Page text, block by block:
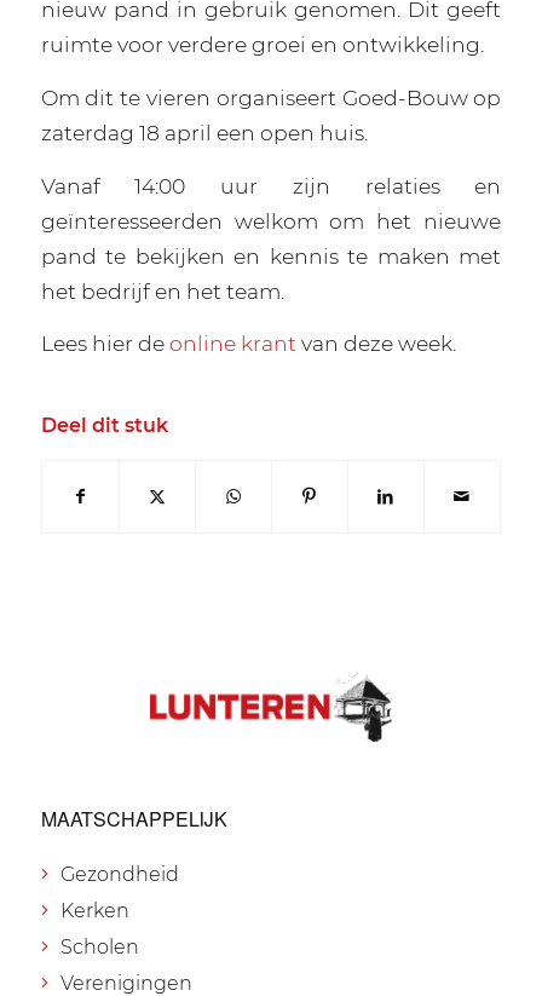
nieuw pand in gebruik genomen. Dit geeft
ruimte voor verdere groei en ontwikkeling.
Om dit te vieren organiseert Goed-Bouw op
zaterdag 18 april een open huis.
Vanaf 14:00 uur zijn relaties en
geïnteresseerden welkom om het nieuwe
pand te bekijken en kennis te maken met
het bedrijf en het team.
Lees hier deonline krant van deze week.
Deel dit stuk
MAATSCHAPPELIJK
Gezondheid
Kerken
Scholen
Verenigingen